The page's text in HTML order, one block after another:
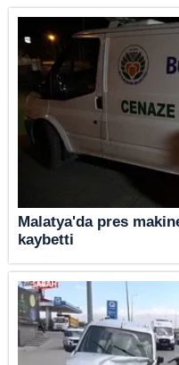
Malatya'da pres
kaybetti